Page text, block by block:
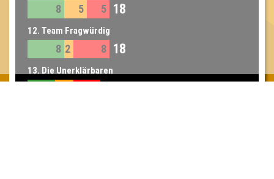
8 5 5 18
12. Team Fragwürdig
8 2 8 18
13. Die Unerklärbaren